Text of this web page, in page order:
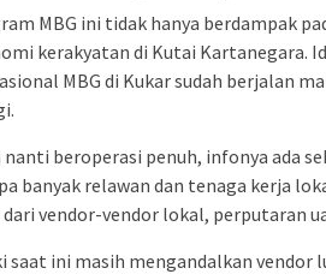
MBG ini tidak hanya berdampak
kerakyatan di Kutai Kartanegara.
MBG di Kukar sudah berjalan
nanti beroperasi penuh, infonya ada
banyak relawan dan tenaga kerja
dari vendor-vendor lokal, perputaran
saat ini masih mengandalkan